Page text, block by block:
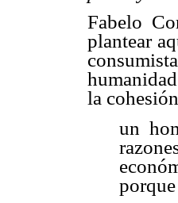
Fabelo
plantear
la
un